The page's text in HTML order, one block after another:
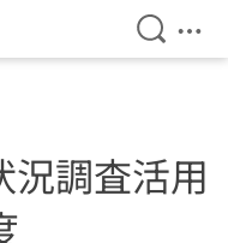
検索を
メ
況調査活用